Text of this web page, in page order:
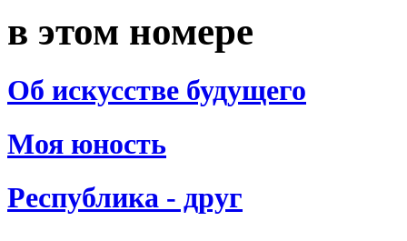
в этом номере
Об искусстве будущего
Моя юность
Республика - друг